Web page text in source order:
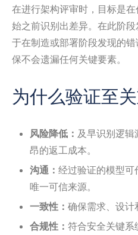
在进行架构评审时，目标是
始之前识别出差异。在此阶
于在制造或部署阶段发现的
保不会遗漏任何关键要素。
为什么验证至
风险降低： 及早识别逻
昂的返工成本。
沟通： 经过验证的模型可
唯一可信来源。
一致性： 确保需求、设计
合规性： 符合安全关键系